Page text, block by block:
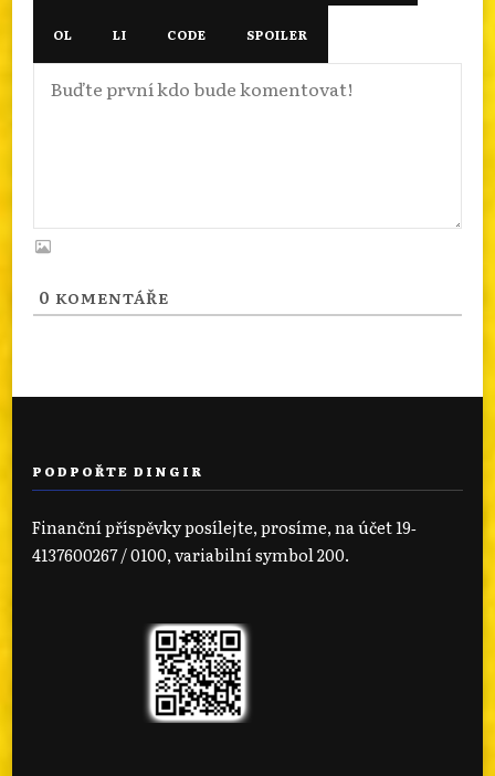
0 KOMENTÁŘE
PODPOŘTE DINGIR
Finanční příspěvky posílejte, prosíme, na účet 19‐
4137600267 / 0100, variabilní symbol 200.